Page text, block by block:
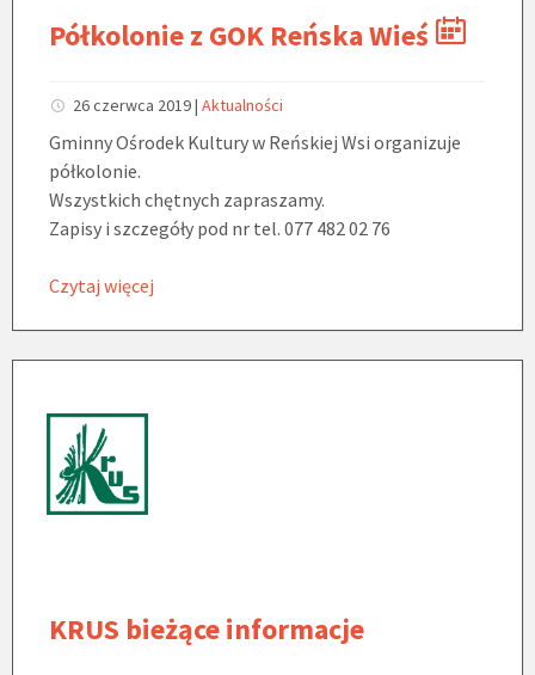
Półkolonie z GOK Reńska Wieś
26 czerwca 2019| Aktualności
Gminny Ośrodek Kultury w Reńskiej Wsi organizuje
półkolonie.
Wszystkich chętnych zapraszamy.
Zapisy i szczegóły pod nr tel. 077 482 02 76
Czytaj więcej
KRUS bieżące informacje